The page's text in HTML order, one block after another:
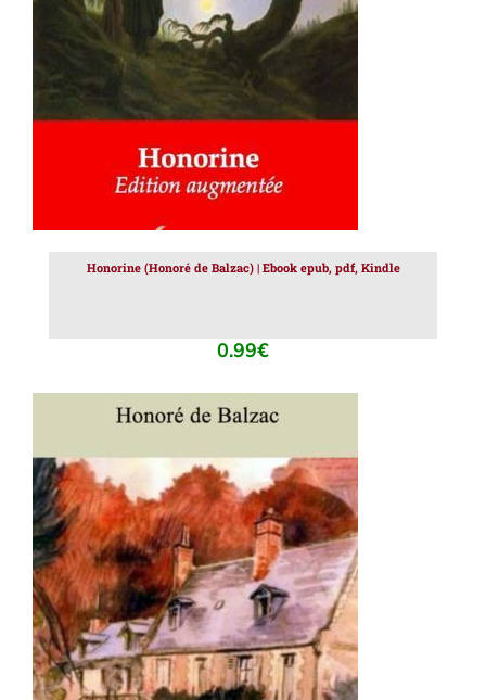
AJOUTER AU PANIER / DÉTAILS
Honorine (Honoré de Balzac) | Ebook epub, pdf, Kindle
0.99€
AJOUTER AU PANIER DÉTAILS